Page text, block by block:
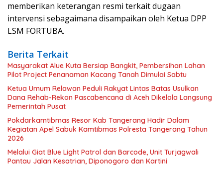
memberikan keterangan resmi terkait dugaan
intervensi sebagaimana disampaikan oleh Ketua DPP
LSM FORTUBA.
Berita Terkait
Masyarakat Alue Kuta Bersiap Bangkit, Pembersihan Lahan
Pilot Project Penanaman Kacang Tanah Dimulai Sabtu
Ketua Umum Relawan Peduli Rakyat Lintas Batas Usulkan
Dana Rehab-Rekon Pascabencana di Aceh Dikelola Langsung
Pemerintah Pusat
Pokdarkamtibmas Resor Kab Tangerang Hadir Dalam
Kegiatan Apel Sabuk Kamtibmas Polresta Tangerang Tahun
2026
Melalui Giat Blue Light Patrol dan Barcode, Unit Turjagwali
Pantau Jalan Kesatrian, Diponogoro dan Kartini